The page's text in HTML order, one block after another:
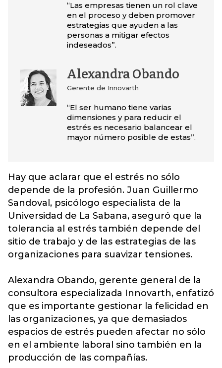
“Las empresas tienen un rol clave
en el proceso y deben promover
estrategias que ayuden a las
personas a mitigar efectos
indeseados”.
Alexandra Obando
Gerente de Innovarth
“El ser humano tiene varias
dimensiones y para reducir el
estrés es necesario balancear el
mayor número posible de estas”.
Hay que aclarar que el estrés no sólo
depende de la profesión. Juan Guillermo
Sandoval, psicólogo especialista de la
Universidad de La Sabana, aseguró que la
tolerancia al estrés también depende del
sitio de trabajo y de las estrategias de las
organizaciones para suavizar tensiones.
Alexandra Obando, gerente general de la
consultora especializada Innovarth, enfatizó
que es importante gestionar la felicidad en
las organizaciones, ya que demasiados
espacios de estrés pueden afectar no sólo
en el ambiente laboral sino también en la
producción de las compañías.